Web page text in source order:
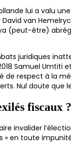
lui a valu
van
(peut-être)
juridiques
Samuel Umtiti
de respect à la
Nul doute
fiscaux ?
« en toute